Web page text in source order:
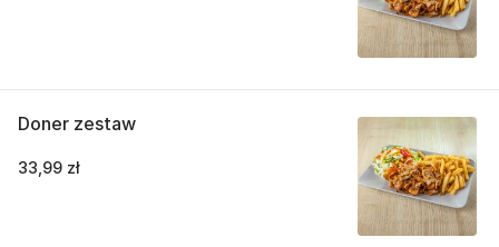
Doner zestaw
33,99 zł